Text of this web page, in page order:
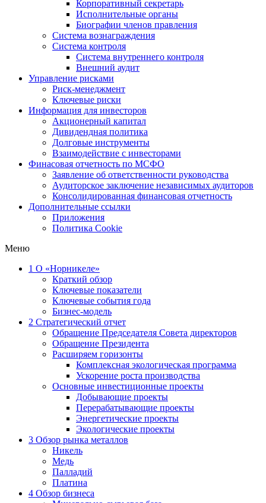
Корпоративный секретарь
Исполнительные органы
Биографии членов правления
Система вознаграждения
Система контроля
Система внутреннего контроля
Внешний аудит
Управление рисками
Риск-менеджмент
Ключевые риски
Информация для инвесторов
Акционерный капитал
Дивидендная политика
Долговые инструменты
Взаимодействие с инвеcторами
Финасовая отчетность по МСФО
Заявление об ответственности руководства
Аудиторское заключение независимых аудиторов
Консолидированная финансовая отчетность
Дополнительные ссылки
Приложения
Политика Cookie
Меню
1 О «Норникеле»
Краткий обзор
Ключевые показатели
Ключевые события года
Бизнес-модель
2 Стратегический отчет
Обращение Председателя Совета директоров
Обращение Президента
Расширяем горизонты
Комплексная экологическая программа
Ускорение роста производства
Основные инвестиционные проекты
Добывающие проекты
Перерабатывающие проекты
Энергетические проекты
Экологические проекты
3 Обзор рынка металлов
Никель
Медь
Палладий
Платина
4 Обзор бизнеса